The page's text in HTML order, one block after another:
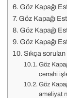
Göz Kapağı
Göz Kapağı
Göz Kapağı
Göz Kapağı
Sıkça
Göz
cerrahi
Göz
ameliyat